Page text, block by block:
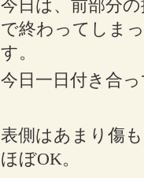
今日は、前部分
で終わってしま
す。
今日一日付き合
表側はあまり傷
ほぼOK。